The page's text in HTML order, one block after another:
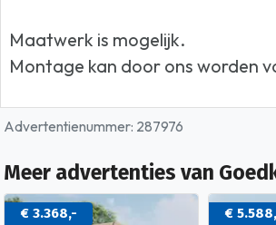
Maatwerk is mogelijk.
Montage kan door ons worden
Advertentienummer: 287976
Meer advertenties van
€ 3.368,- €